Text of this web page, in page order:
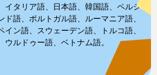
イタリア語、日本語、韓国語、ペルシ
ド語、ポルトガル語、ルーマニア語、
イン語、スウェーデン語、トルコ語、
ウルドゥー語、ベトナム語。